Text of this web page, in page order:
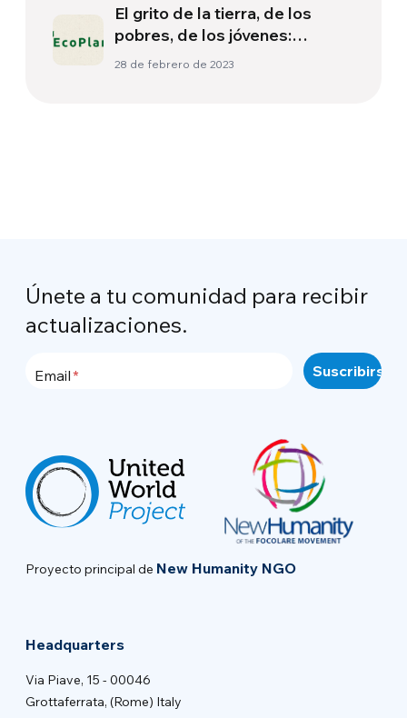
El grito de la tierra, de los
pobres, de los jóvenes:
Focolare EcoPlan
28 de febrero de 2023
Únete a tu comunidad para recibir
actualizaciones.
Email
Proyecto principal de New Humanity NGO
Headquarters
Via Piave, 15 - 00046
Grottaferrata, (Rome) Italy